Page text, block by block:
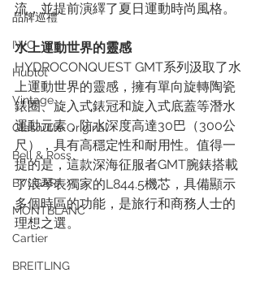
品牌巡禮
IWC
Hublot
Vintage
Glashütte Original
Bell & Ross
BVLGARI
MONTBLANC
Cartier
BREITLING
流，並提前演繹了夏日運動時尚風格。
水上運動世界的靈感
HYDROCONQUEST GMT系列汲取了水
上運動世界的靈感，擁有單向旋轉陶瓷
錶圈、旋入式錶冠和旋入式底蓋等潛水
運動元素，防水深度高達30巴（300公
尺），具有高穩定性和耐用性。值得一
提的是，這款深海征服者GMT腕錶搭載
了浪琴表獨家的L844.5機芯，具備顯示
多個時區的功能，是旅行和商務人士的
理想之選。